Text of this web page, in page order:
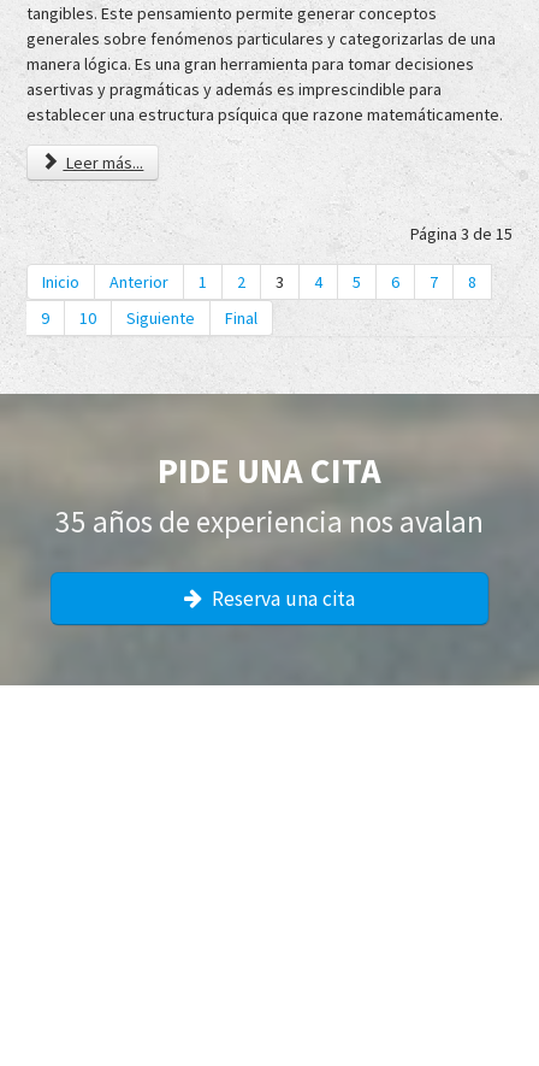
tangibles. Este pensamiento permite generar conceptos
generales sobre fenómenos particulares y categorizarlas de una
manera lógica. Es una gran herramienta para tomar decisiones
asertivas y pragmáticas y además es imprescindible para
establecer una estructura psíquica que razone matemáticamente.
Leer más...
Página 3 de 15
Inicio Anterior 1 2 3 4 5 6 7
8
9
10 Siguiente Final
PIDE UNA CITA
35 años de experiencia nos avalan
Reserva una cita